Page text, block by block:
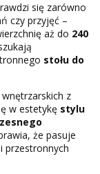
się zarówno
czy przyjęć –
aż do 240
stołu do
z
w estetykę stylu
że pasuje
przestronnych